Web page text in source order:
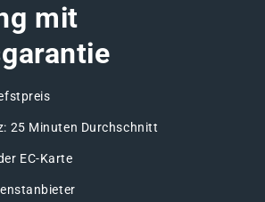
mit
25 Minuten Durchschnitt
EC-Karte